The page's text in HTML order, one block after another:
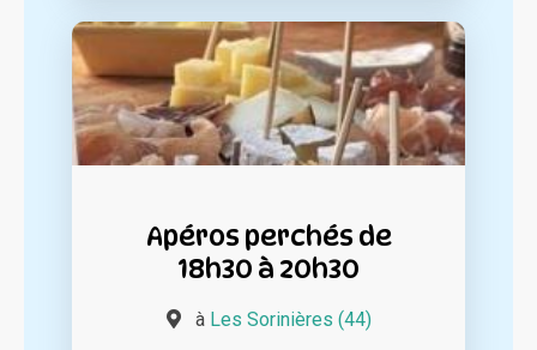
Apéros perchés de
18h30 à 20h30
à Les Sorinières (44)